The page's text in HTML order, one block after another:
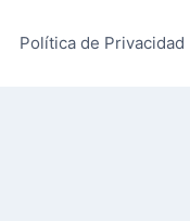
Política de Privacidad